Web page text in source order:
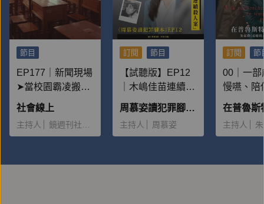
節目
EP177｜新聞現場
➤當校園霸凌搬上
檯面：為何一再重
演？
社會線上
主持人 鏡週刊社會組
訂閱 節目
【試聽版】EP12
｜木嶋佳苗連續殺
人案：為什麼有這
麼多男性離不開
她，並且願意給予
周慕姿讀犯罪腳本——被惡魔追逐的人
主持人 周慕姿
訂閱 節
00｜一部
慢嚥、陪
子的書
主持人